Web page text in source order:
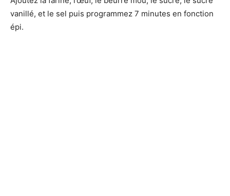
vanillé, et le sel puis programmez 7 minutes en fonction
épi.